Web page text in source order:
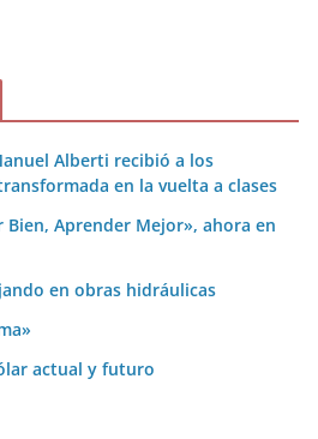
Alberti recibió a los
en la vuelta a clases
Bien, Aprender Mejor», ahora en
en obras hidráulicas
actual y futuro